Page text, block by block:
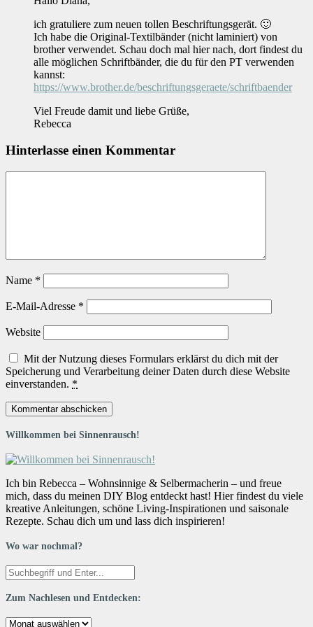
ich gratuliere zum neuen tollen Beschriftungsgerät. 🙂
Ich habe die Original-Textilbänder (nicht laminiert) von
brother verwendet. Schau doch mal hier nach, dort findest du
alle möglichen Schriftbänder, die du für den PT verwenden
kannst:
https://www.brother.de/beschriftungsgeraete/schriftbaender
Viel Freude damit und liebe Grüße,
Rebecca
Hinterlasse einen Kommentar
Name *
E-Mail-Adresse *
Website
Mit der Nutzung dieses Formulars erklärst du dich mit der
Speicherung und Verarbeitung deiner Daten durch diese Website
einverstanden. *
Willkommen bei Sinnenrausch!
Ich bin Rebecca – Wohnsinnige & Selbermacherin – und freue
mich, dass du meinen DIY Blog entdeckt hast! Hier findest du viele
kreative Anleitungen, schöne Living-Inspirationen und saisonale
Rezepte. Schau dich um und lass dich inspirieren!
Wo war nochmal?
Zum Nachlesen und Entdecken:
Zum